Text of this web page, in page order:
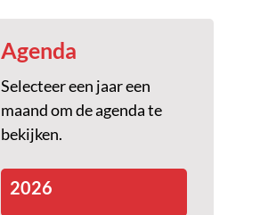
Agenda
Selecteer een jaar een
maand om de agenda te
bekijken.
2026